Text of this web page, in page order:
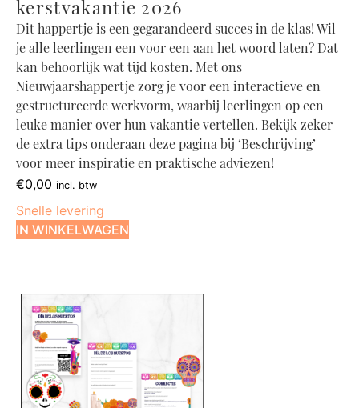
kerstvakantie 2026
Dit happertje is een gegarandeerd succes in de klas! Wil
je alle leerlingen een voor een aan het woord laten? Dat
kan behoorlijk wat tijd kosten. Met ons
Nieuwjaarshappertje zorg je voor een interactieve en
gestructureerde werkvorm, waarbij leerlingen op een
leuke manier over hun vakantie vertellen. Bekijk zeker
de extra tips onderaan deze pagina bij ‘Beschrijving’
voor meer inspiratie en praktische adviezen!
€0,00 incl. btw
Snelle levering
IN WINKELWAGEN